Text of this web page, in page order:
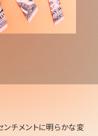
チメントに明らかな変